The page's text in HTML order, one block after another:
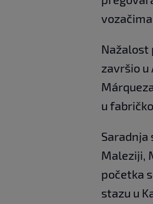
Nažalost
završio u
u
Saradnja
Maleziji,
početka
stazu u